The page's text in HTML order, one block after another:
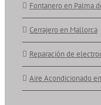
Fontanero en Palma
Cerrajero en Mallorca
Reparación de
Aire Acondicionado